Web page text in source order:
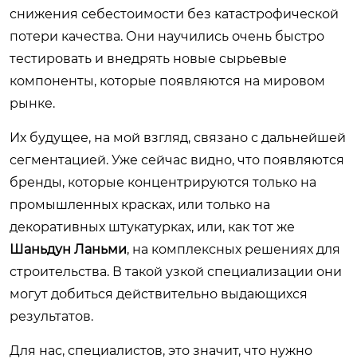
снижения себестоимости без катастрофической
потери качества. Они научились очень быстро
тестировать и внедрять новые сырьевые
компоненты, которые появляются на мировом
рынке.
Их будущее, на мой взгляд, связано с дальнейшей
сегментацией. Уже сейчас видно, что появляются
бренды, которые концентрируются только на
промышленных красках, или только на
декоративных штукатурках, или, как тот же
Шаньдун Ланьми, на комплексных решениях для
строительства. В такой узкой специализации они
могут добиться действительно выдающихся
результатов.
Для нас, специалистов, это значит, что нужно